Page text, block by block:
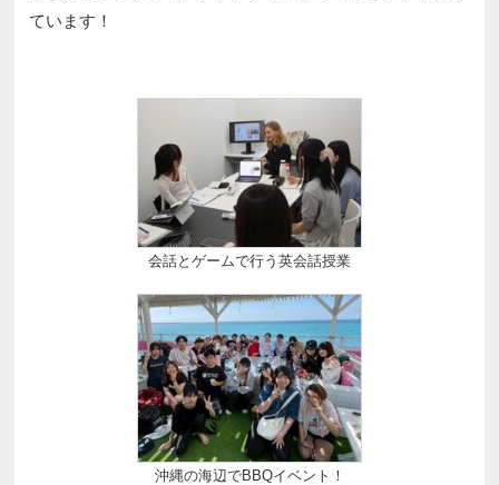
ています！
会話とゲームで行う英会話授業
沖縄の海辺でBBQイベント！